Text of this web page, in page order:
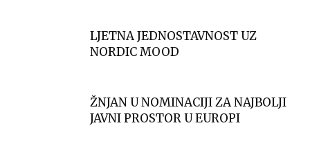
LJETNA JEDNOSTAVNOST UZ
NORDIC MOOD
ŽNJAN U NOMINACIJI ZA NAJBOLJI
JAVNI PROSTOR U EUROPI